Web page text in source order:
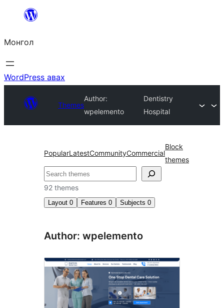
Агуулга
алгасах
Монгол
WordPress авах
Themes
Author:
wpelemento
Dentistry
Hospital
PopularLatestCommunityCommercial
Block
themes
Хайх
92 themes
Layout 0 Features 0 Subjects 0
Author: wpelemento